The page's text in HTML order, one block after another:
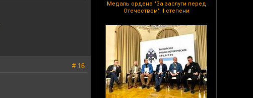
Медаль ордена "За заслуги перед
Отечеством" II степени
# 16